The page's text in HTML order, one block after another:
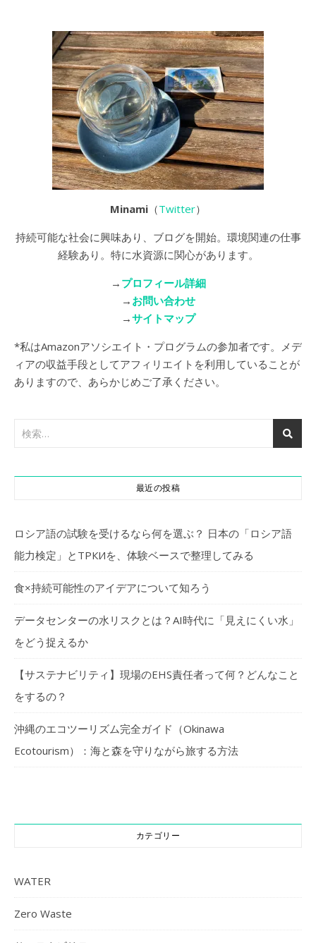
Minami （Twitter）
持続可能な社会に興味あり、ブログを開始。環境関連の仕事
経験あり。特に水資源に関心があります。
→ プロフィール詳細
→ お問い合わせ
→サイトマップ
*私はAmazonアソシエイト・プログラムの参加者です。メデ
ィアの収益手段としてアフィリエイトを利用していることが
ありますので、あらかじめご了承ください。
最近の投稿
ロシア語の試験を受けるなら何を選ぶ？ 日本の「ロシア語
能力検定」とТРКИを、体験ベースで整理してみる
食×持続可能性のアイデアについて知ろう
データセンターの水リスクとは？AI時代に「見えにくい水」
をどう捉えるか
【サステナビリティ】現場のEHS責任者って何？どんなこと
をするの？
沖縄のエコツーリズム完全ガイド（Okinawa
Ecotourism）：海と森を守りながら旅する方法
カテゴリー
WATER
Zero Waste